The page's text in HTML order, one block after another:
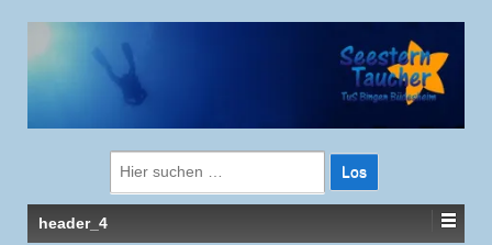
Suche
nach:
header_4